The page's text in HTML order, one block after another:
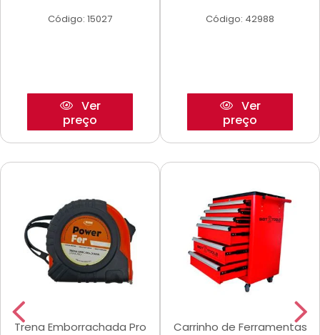
Código: 15027
Ver
preço
Código: 42988
Ver
preço
Trena Emborrachada Pro
Carrinho de Ferramentas